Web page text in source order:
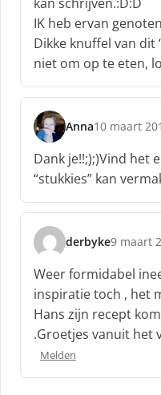
IK heb ervan
Dikke knuffel van dit
niet om op te eten,
Anna
s
c
h
e
f
:
10 maart
Dank je!!;);)Vind het
“stukkies” kan
derbyke
s
c
h
r
e
e
9 maart
Weer formidabel
inspiratie toch , het
Hans zijn recept
.Groetjes vanuit het
Melden